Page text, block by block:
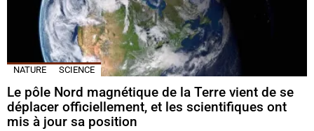
NATURE SCIENCE
Le pôle Nord magnétique de la Terre vient de se
déplacer officiellement, et les scientifiques ont
mis à jour sa position